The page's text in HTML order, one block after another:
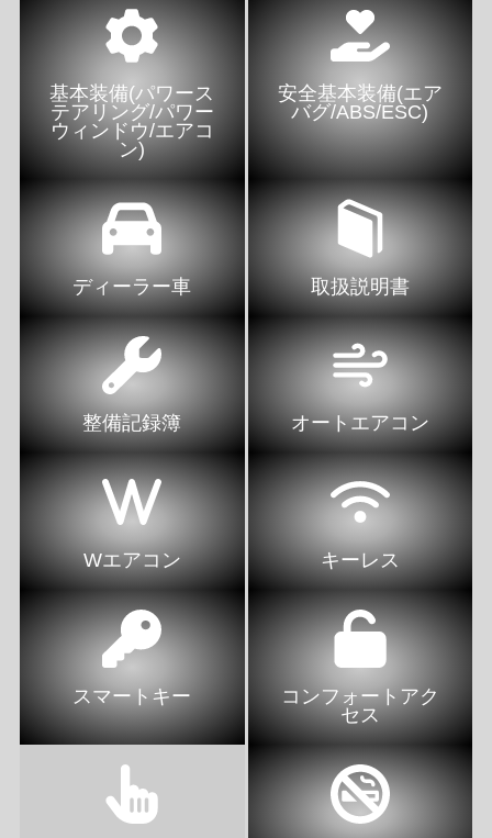
基本装備(パワース
テアリング/パワー
ウィンドウ/エアコ
ン)
安全基本装備(エア
バグ/ABS/ESC)
ディーラー車 取扱説明書
整備記録簿 オートエアコン
Wエアコン キーレス
スマートキー
コンフォートアク
セス